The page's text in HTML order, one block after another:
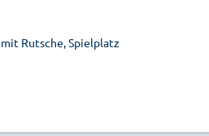
Rutsche, Spielplatz